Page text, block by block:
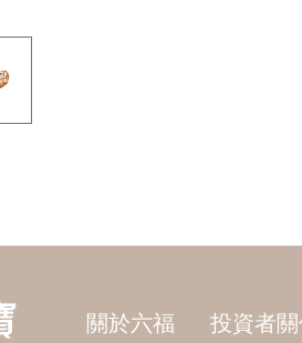
關於六福 投資者